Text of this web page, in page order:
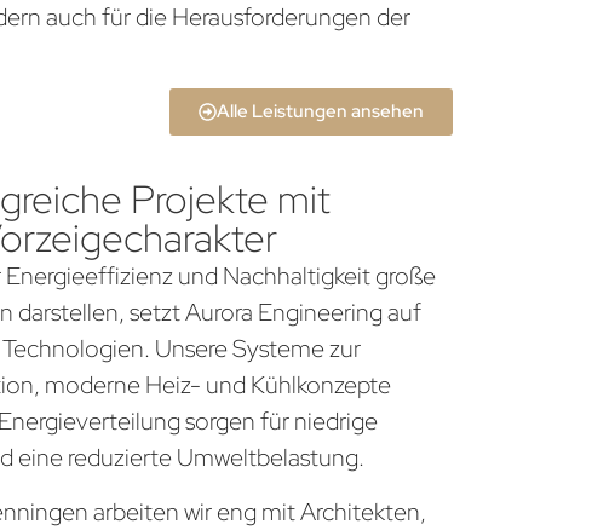
auch für die Herausforderungen der
Alle Leistungen ansehen
Projekte mit
Energieeffizienz und Nachhaltigkeit große
darstellen, setzt Aurora Engineering auf
Unsere Systeme zur
moderne Heiz- und Kühlkonzepte
sorgen für niedrige
eine reduzierte Umweltbelastung.
arbeiten wir eng mit Architekten,